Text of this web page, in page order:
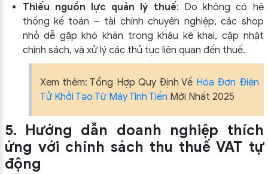
Thiếu nguồn lực quản lý thuế: Do không có hệ
thống kế toán – tài chính chuyên nghiệp, các shop
nhỏ dễ gặp khó khăn trong khâu kê khai, cập nhật
chính sách, và xử lý các thủ tục liên quan đến thuế.
Xem thêm: Tổng Hợp Quy Định Về Hóa Đơn Điện
Tử Khởi Tạo Từ Máy Tính Tiền Mới Nhất 2025
5. Hướng dẫn doanh nghiệp thích
ứng với chính sách thu thuế VAT tự
động